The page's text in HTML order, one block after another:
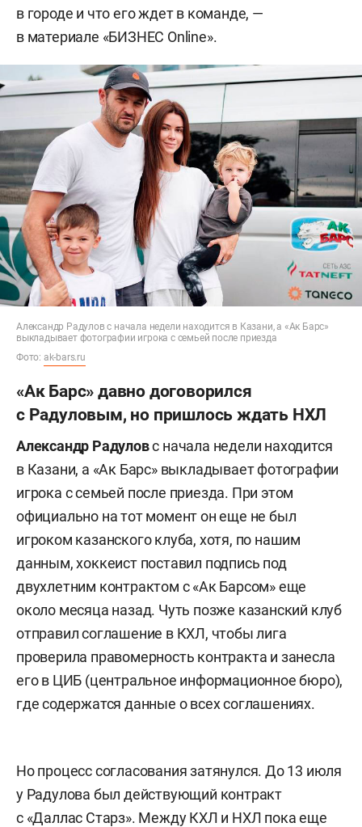
в городе и что его ждет в команде, —
в материале «БИЗНЕС Online».
Александр Радулов с начала недели находится в Казани, а «Ак Барс»
выкладывает фотографии игрока с семьей после приезда
Фото: ak-bars.ru
«Ак Барс» давно договорился
с Радуловым, но пришлось ждать НХЛ
Александр Радуловс начала недели находится
в Казани, а «Ак Барс» выкладывает фотографии
игрока с семьей после приезда. При этом
официально на тот момент он еще не был
игроком казанского клуба, хотя, по нашим
данным, хоккеист поставил подпись под
двухлетним контрактом с «Ак Барсом» еще
около месяца назад. Чуть позже казанский клуб
отправил соглашение в КХЛ, чтобы лига
проверила правомерность контракта и занесла
его в ЦИБ (центральное информационное бюро),
где содержатся данные о всех соглашениях.
Но процесс согласования затянулся. До 13 июля
у Радулова был действующий контракт
с «Даллас Старз». Между КХЛ и НХЛ пока еще